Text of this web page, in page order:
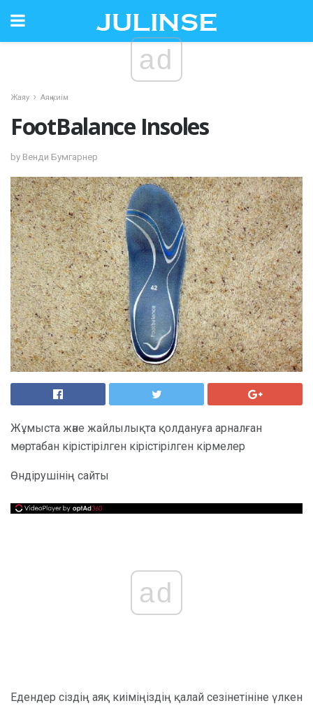
ad
Жаяу Аяқ киім
FootBalance Insoles
by Венди Бумгарнер
Жұмыста және жайлылықта қолдануға арналған
мөртабан кірістірілген кірістірілген кірмелер
Өндірушінің сайты
ad
Едендер сіздің аяқ киіміңіздің қалай сезінетініне үлкен